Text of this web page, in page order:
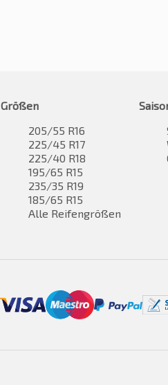
Größen
205/55 R16
225/45 R17
225/40 R18
195/65 R15
235/35 R19
185/65 R15
Alle Reifengrößen